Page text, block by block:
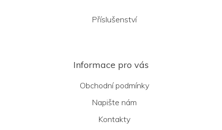
Příslušenství
Informace pro vás
Obchodní podmínky
Napište nám
Kontakty